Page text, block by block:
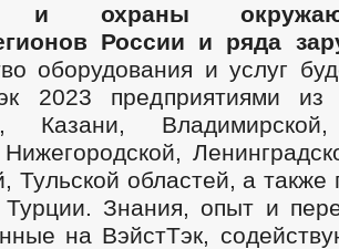
и охраны
России и ряда
оборудования и услуг
2023 предприятиями
Казани,
Тульской областей, а также
Знания, опыт и
на ВэйстТэк,